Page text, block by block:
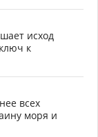
исход
к
всех
моря и